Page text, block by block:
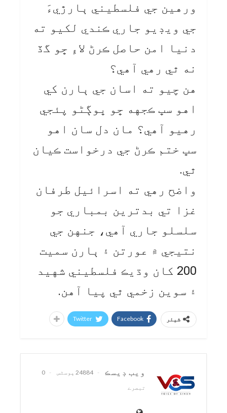
ورهين جي فلسطيني ٻارڙيءَ
جي ويڊيو جاري ڪندي لکيو ته
دنيا امن حاصل ڪرڻ لاءِ ڇو گڏ
نه ٿي رهي آهي؟
هن چيو ته اسان جي ٻارن کي
اهو سڀ ڪجهه ڇو ڀوڳڻو پئجي
رهيو آهي؟ مان دل سان اهو
سڀ ختم ڪرڻ جي درخواست ڪيان
ٿي.
واضح رهي ته اسرائيل طرفان
غزا تي بدترين بمباري جو
سلسلو جاري آهي، جنهن جي
نتيجي ۾ عورتن ۽ ٻارن سميت
200 کان وڌيڪ فلسطيني شهيد
۽ سوين زخمي ٿي پيا آهن.
شیئر Facebook
Twitter
ويب ڊيسڪ 24884 پوسٹس
0
تبصرے